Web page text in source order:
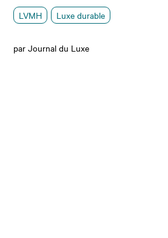
LVMH Luxe durable
par Journal du Luxe